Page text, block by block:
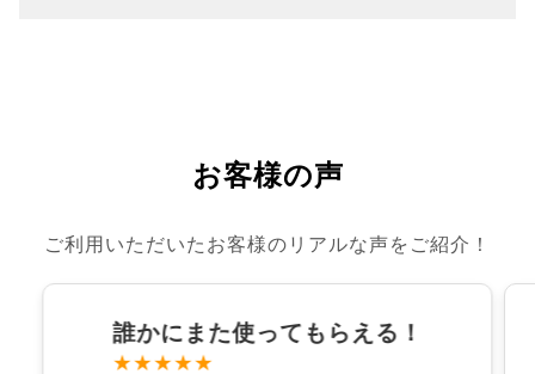
お客様の声
ご利用いただいたお客様のリアルな声をご紹介！
誰かにまた使ってもらえる！
★★★★★